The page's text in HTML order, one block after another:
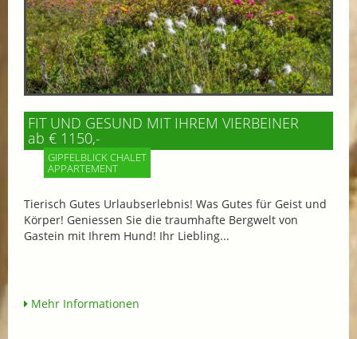
FIT UND GESUND MIT IHREM VIERBEINER
ab € 1150,-
GIPFELBLICK CHALET
APPARTEMENT
Tierisch Gutes Urlaubserlebnis! Was Gutes für Geist und
Körper! Geniessen Sie die traumhafte Bergwelt von
Gastein mit Ihrem Hund! Ihr Liebling...
Mehr Informationen